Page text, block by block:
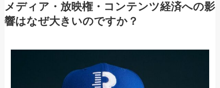
メディア・放映権・コンテンツ経済への影
響はなぜ大きいのですか？